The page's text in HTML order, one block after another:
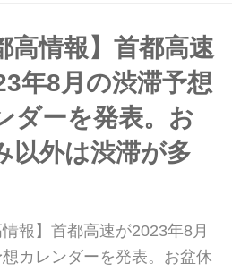
高情報】首都高速
年8月の渋滞予想
ダーを発表。お
以外は渋滞が多
情報】首都高速が2023年8月
カレンダーを発表。お盆休